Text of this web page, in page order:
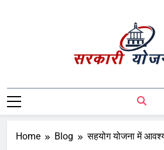
Sarkari
सरकारी योजनाएं |
Schemes | State
PM Modi Yojna |
PM Modi Schemes |
Home Blog सहयोग योजना में